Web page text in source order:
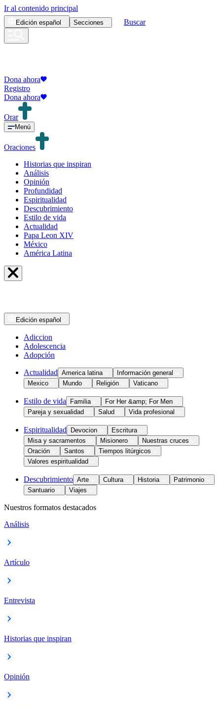
Ir al contenido principal
Edición español Secciones Buscar
Dona ahora
Registro
Dona ahora
Orar
Menú
Oraciones
Historias que inspiran
Análisis
Opinión
Profundidad
Espiritualidad
Descubrimiento
Estilo de vida
Actualidad
Papa Leon XIV
México
América Latina
Edición español
Adiccion
Adolescencia
Adopción
Actualidad America latina
Información general
Mexico
Mundo Religión Vaticano
Estilo de vida Familia
For Her &amp; For Men
Pareja y sexualidad
Salud Vida profesional
Espiritualidad Devocion
Escritura
Misa y sacramentos
Misionero
Nuestras cruces
Oración
Santos
Tiempos litúrgicos
Valores espiritualidad
Descubrimiento Arte Cultura Historia
Patrimonio
Santuario
Viajes
Nuestros formatos destacados
Análisis
Artículo
Entrevista
Historias que inspiran
Opinión